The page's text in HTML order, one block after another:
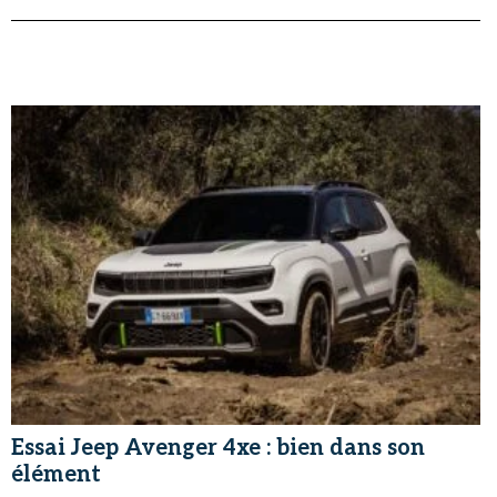
Essai Jeep Avenger 4xe : bien dans son
élément